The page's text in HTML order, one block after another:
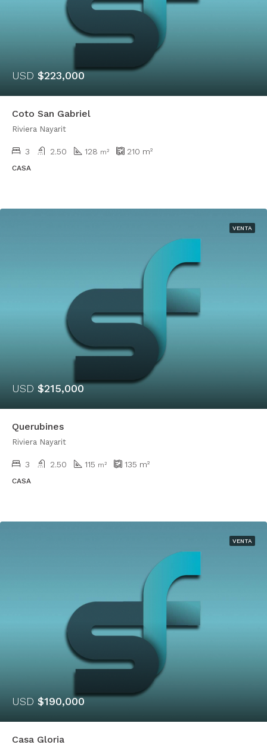
USD $223,000
Coto San Gabriel
Riviera Nayarit
3 2.50 128 m² 210 m²
CASA
VENTA
USD $215,000
Querubines
Riviera Nayarit
3 2.50 115 m² 135 m²
CASA
VENTA
USD $190,000
Casa Gloria